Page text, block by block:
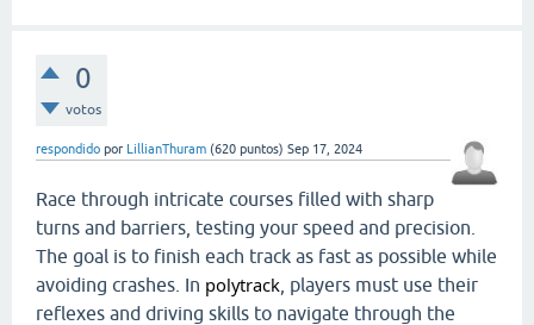
0
votos
respondido por LillianThuram (620 puntos) Sep 17, 2024
Race through intricate courses filled with sharp
turns and barriers, testing your speed and precision.
The goal is to finish each track as fast as possible while
avoiding crashes. In polytrack , players must use their
reflexes and driving skills to navigate through the